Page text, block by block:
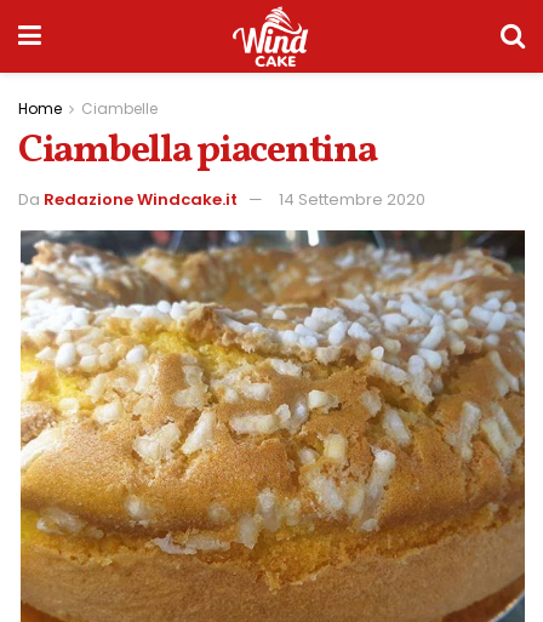
Home Ciambelle
Ciambella piacentina
Da Redazione Windcake.it 14 Settembre 2020